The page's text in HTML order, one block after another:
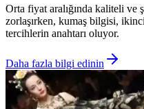
Orta fiyat aralığında kaliteli ve
zorlaşırken, kumaş bilgisi,
tercihlerin anahtarı oluyor.
Daha fazla bilgi edinin